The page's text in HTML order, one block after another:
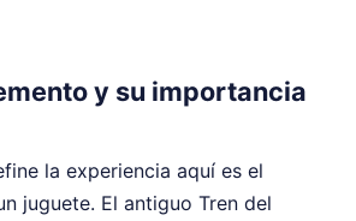
y su importancia
la experiencia aquí es el
juguete. El antiguo Tren del